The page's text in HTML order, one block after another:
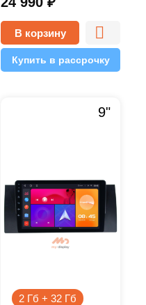
10.1 2/32 Simple
В корзину
Купить в рассрочку
2 Гб + 32 Гб
9"